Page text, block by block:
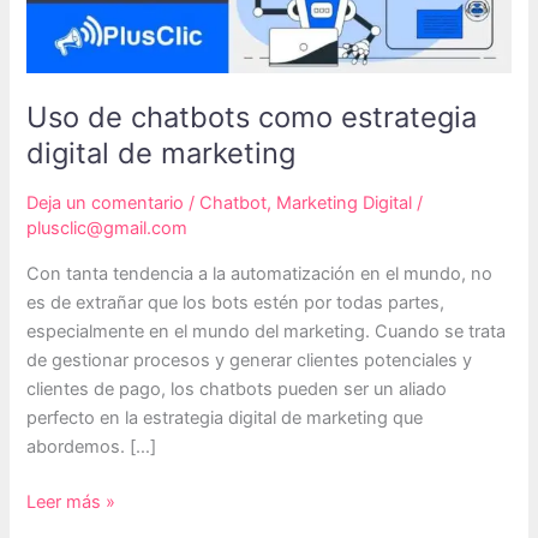
Uso de chatbots como estrategia
digital de marketing
Deja un comentario / Chatbot, Marketing Digital /
plusclic@gmail.com
Con tanta tendencia a la automatización en el mundo, no
es de extrañar que los bots estén por todas partes,
especialmente en el mundo del marketing. Cuando se trata
de gestionar procesos y generar clientes potenciales y
clientes de pago, los chatbots pueden ser un aliado
perfecto en la estrategia digital de marketing que
abordemos. […]
Uso
Leer más »